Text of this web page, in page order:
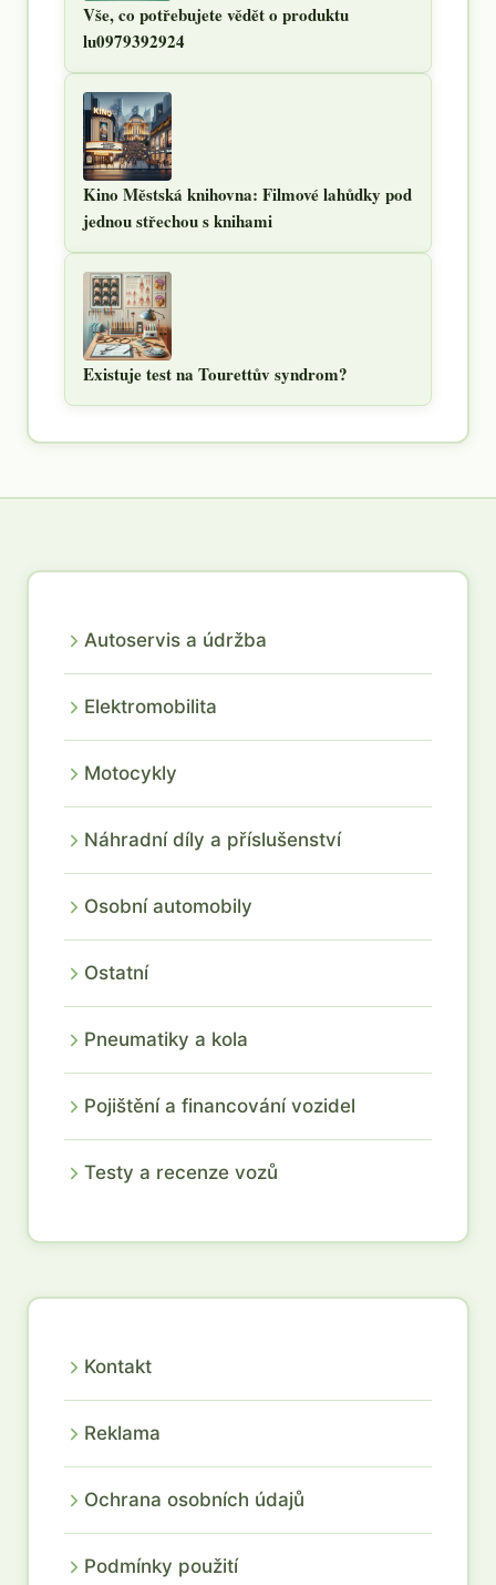
Vše, co potřebujete vědět o produktu
lu0979392924
Kino Městská knihovna: Filmové lahůdky pod
jednou střechou s knihami
Existuje test na Tourettův syndrom?
Autoservis a údržba
Elektromobilita
Motocykly
Náhradní díly a příslušenství
Osobní automobily
Ostatní
Pneumatiky a kola
Pojištění a financování vozidel
Testy a recenze vozů
Kontakt
Reklama
Ochrana osobních údajů
Podmínky použití